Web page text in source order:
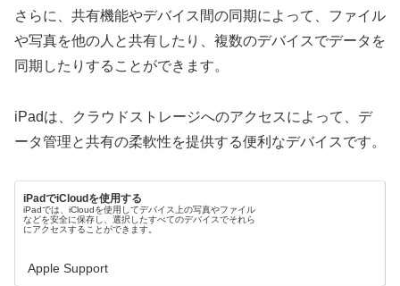
さらに、共有機能やデバイス間の同期によって、ファイル
や写真を他の人と共有したり、複数のデバイスでデータを
同期したりすることができます。
iPadは、クラウドストレージへのアクセスによって、デ
ータ管理と共有の柔軟性を提供する便利なデバイスです。
iPadでiCloudを使用する
iPadでは、iCloudを使用してデバイス上の写真やファイル
などを安全に保存し、選択したすべてのデバイスでそれら
にアクセスすることができます。
Apple Support